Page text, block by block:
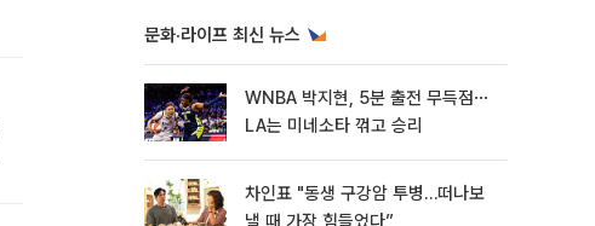
문화·라이프 최신 뉴스
WNBA 박지현, 5분 출전 무득점⋯
LA는 미네소타 꺾고 승리
차인표 "동생 구강암 투병…떠나보
낼 때 가장 힘들었다”